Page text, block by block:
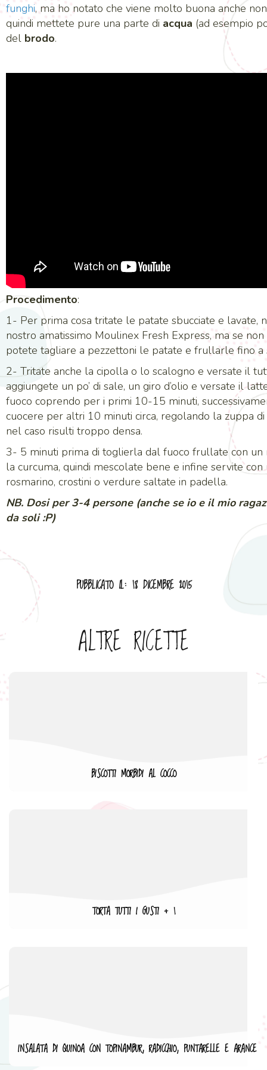
funghi, ma ho notato che viene molto buona anche
quindi mettete pure una parte di acqua (ad esempio
del brodo.
Procedimento:
1- Per prima cosa tritate le patate sbucciate e lavate,
nostro amatissimo Moulinex Fresh Express, ma se
potete tagliare a pezzettoni le patate e frullarle fino a
2- Tritate anche la cipolla o lo scalogno e versate il
aggiungete un po’ di sale, un giro d’olio e versate il
fuoco coprendo per i primi 10-15 minuti,
cuocere per altri 10 minuti circa, regolando la zuppa
nel caso risulti troppo densa.
3- 5 minuti prima di toglierla dal fuoco frullate con un
la curcuma, quindi mescolate bene e infine servite con
rosmarino, crostini o verdure saltate in padella.
NB. Dosi per 3-4 persone (anche se io e il mio
da soli :P)
PUBBLICATO IL: 18 DICEMBRE 2015
ALTRE RICETTE
BISCOTTI MORBIDI AL COCCO
TORTA TUTTI I GUSTI + 1
INSALATA DI QUINOA CON TOPINAMBUR, RADICCHIO, PUNTARELLE E ARANCE